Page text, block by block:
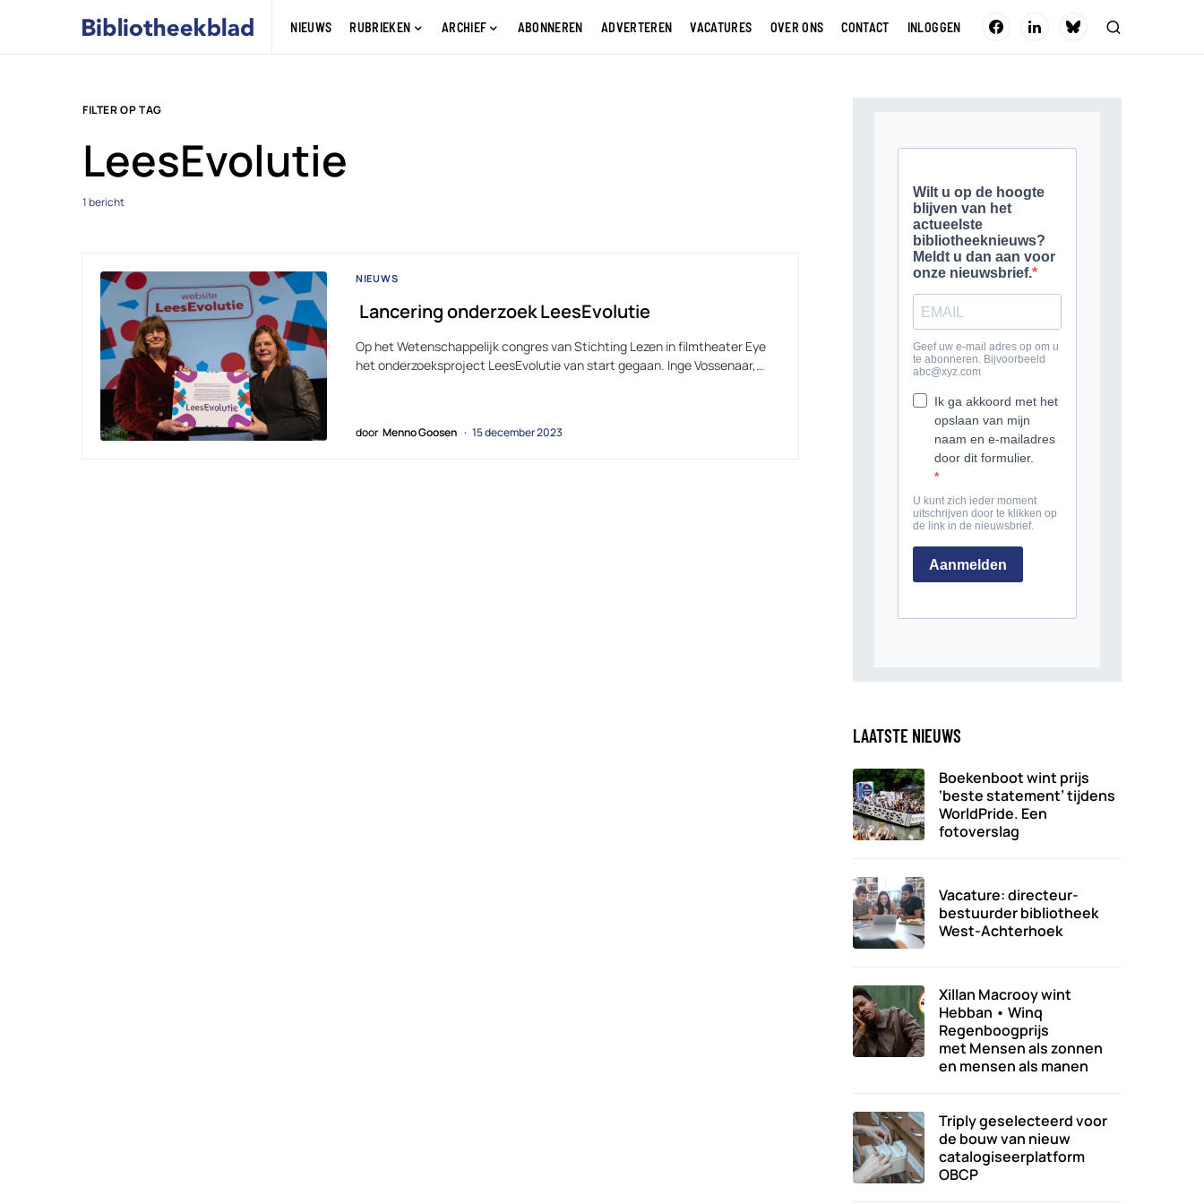
NIEUWS RUBRIEKEN ARCHIEF ABONNEREN ADVERTEREN VACATURES OVER ONS CONTACT INLOGGEN
FILTER OP TAG
LeesEvolutie
1 bericht
NIEUWS
Lancering onderzoek LeesEvolutie
Op het Wetenschappelijk congres van Stichting Lezen in filmtheater Eye
het onderzoeksproject LeesEvolutie van start gegaan. Inge Vossenaar,…
door Menno Goosen 15 december 2023
LAATSTE NIEUWS
Boekenboot wint prijs
‘beste statement’ tijdens
WorldPride. Een
fotoverslag
Vacature: directeur-
bestuurder bibliotheek
West-Achterhoek
Xillan Macrooy wint
Hebban • Winq
Regenboogprijs
met Mensen als zonnen
en mensen als manen
Triply geselecteerd voor
de bouw van nieuw
catalogiseerplatform
OBCP